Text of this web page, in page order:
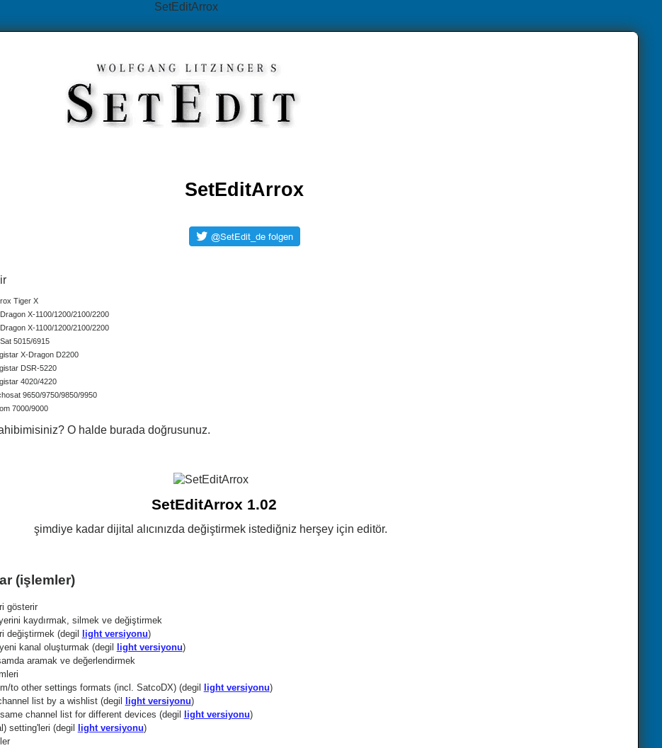
SetEditArrox
SetEditArrox
Tiger X
X-1100/1200/2100/2200
X-1100/1200/2100/2200
5015/6915
X-Dragon D2200
DSR-5220
4020/4220
9650/9750/9850/9950
7000/9000
O halde burada doğrusunuz.
SetEditArrox 1.02
şimdiye kadar dijital alıcınızda değiştirmek istediğniz herşey için editör.
(işlemler)
gösterir
kaydırmak, silmek ve değiştirmek
değiştirmek (degil
light versiyonu)
kanal oluşturmak (degil
light versiyonu)
aramak ve değerlendirmek
to other settings formats (incl. SatcoDX) (degil
light versiyonu)
list by a wishlist (degil
light versiyonu)
channel list for different devices (degil
light versiyonu)
setting'leri (degil
light versiyonu)